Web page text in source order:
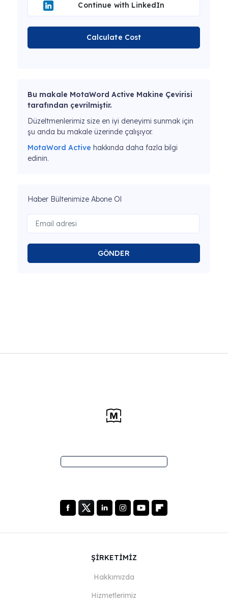
Continue with LinkedIn
Calculate Cost
Bu makale MotaWord Active Makine Çevirisi
tarafından çevrilmiştir.
Düzeltmenlerimiz size en iyi deneyimi sunmak için
şu anda bu makale üzerinde çalışıyor.
MotaWord Active hakkında daha fazla bilgi
edinin.
Haber Bültenimize Abone Ol
GÖNDER
ŞİRKETİMİZ
Hakkımızda
Hizmetlerimiz